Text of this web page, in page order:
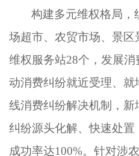
构建多元维权格局，
场超市、农贸市场、景
维权服务站28个，发展
动消费纠纷就近受理、
线消费纠纷解决机制，新
纠纷源头化解、快速处
成功率达100%。针对涉